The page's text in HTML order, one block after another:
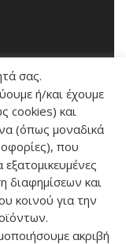
ΚΑΙ ΑΙΘΕΡΙΑ
ΕΛΑΙΑ
σας.
ή/και έχουμε
cookies) και
(όπως μοναδικά
που
διαφημίσεων και
κοινού για την
ακριβή